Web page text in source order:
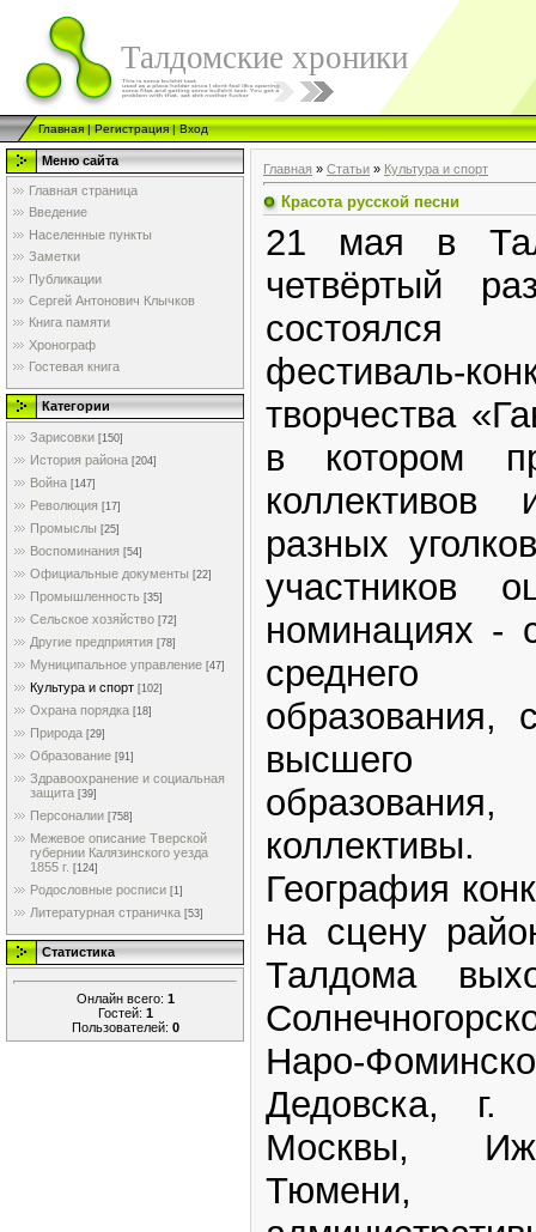
Талдомские хроники
Главная|Регистрация|Вход
Меню сайта
Главная страница
Введение
Населенные пункты
Заметки
Публикации
Сергей Антонович Клычков
Книга памяти
Хронограф
Гостевая книга
Категории
Зарисовки [150]
История района [204]
Война [147]
Революция [17]
Промыслы [25]
Воспоминания [54]
Официальные документы [22]
Промышленность [35]
Сельское хозяйство [72]
Другие предприятия [78]
Муниципальное управление [47]
Культура и спорт [102]
Охрана порядка [18]
Природа [29]
Образование [91]
Здравоохранение и социальная
защита [39]
Персоналии [758]
Межевое описание Тверской
губернии Калязинского уезда
1855 г. [124]
Родословные росписи [1]
Литературная страничка [53]
Статистика
Онлайн всего: 1
Гостей: 1
Пользователей: 0
Главная » Статьи » Культура и спорт
Красота русской песни
21 мая в
четвёртый
фестиваль-
творчества
в котором
разных
участников
номинациях -
среднего
образования,
высшего
коллективы.
География
на сцену
Талдома
Наро-
Дедовска, г.
Москвы,
Тюмени,